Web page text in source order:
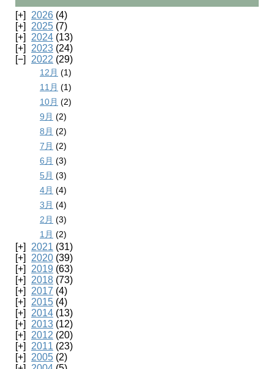
2026 (4)
2025 (7)
2024 (13)
2023 (24)
2022 (29)
12月 (1)
11月 (1)
10月 (2)
9月 (2)
8月 (2)
7月 (2)
6月 (3)
5月 (3)
4月 (4)
3月 (4)
2月 (3)
1月 (2)
2021 (31)
2020 (39)
2019 (63)
2018 (73)
2017 (4)
2015 (4)
2014 (13)
2013 (12)
2012 (20)
2011 (23)
2005 (2)